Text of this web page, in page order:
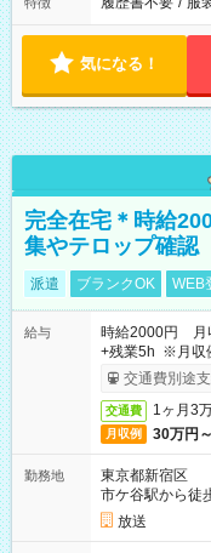
気になる！
完全在宅＊時給
集やテロップ確認
派遣 ブランクOK WEB
給与
時給2000円 月
+残業5h ※月収
取りサービス利
交通費別途
交通費 1ヶ月3
月収例 30万円～
勤務地
東京都新宿区
市ケ谷駅から徒
放送